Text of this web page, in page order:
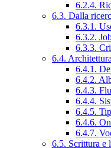
6.2.4.
6.3. Dalla
6.3.1.
6.3.2.
6.3.3.
6.4.
6.4.1.
6.4.2.
6.4.3.
6.4.4.
6.4.5.
6.4.6.
6.4.7.
6.5. Scrittura e